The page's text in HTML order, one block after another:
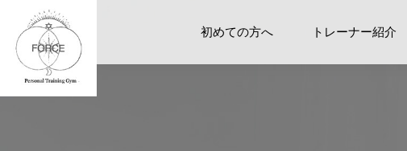
初めての方へ トレーナー紹介